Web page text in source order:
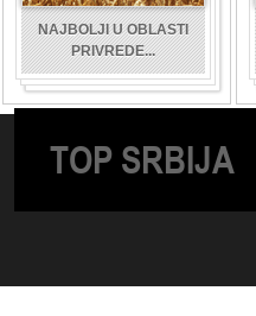
NAJBOLJI U OBLASTI
PRIVREDE...
TOP SRBIJA